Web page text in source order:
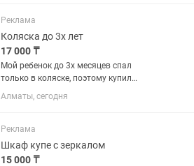
— 220 см • Глубина — 60...
Реклама
Коляска до 3х лет
17 000 ₸
Мой ребенок до 3х месяцев спал
только в коляске, поэтому купил
коляску для дома. Соответственно эта
коляска ни разу не выезжала на улицу,
после чего стояла...
Алматы, сегодня
Реклама
Шкаф купе с зеркалом
15 000 ₸